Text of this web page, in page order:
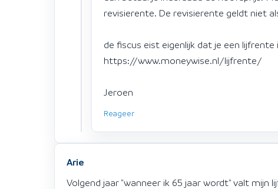
revisierente. De revisierente geldt niet
de fiscus eist eigenlijk dat je een
https://www.moneywise.nl/lijfrente/
Jeroen
Reageer
Arie
Volgend jaar "wanneer ik 65 jaar wordt" valt mijn